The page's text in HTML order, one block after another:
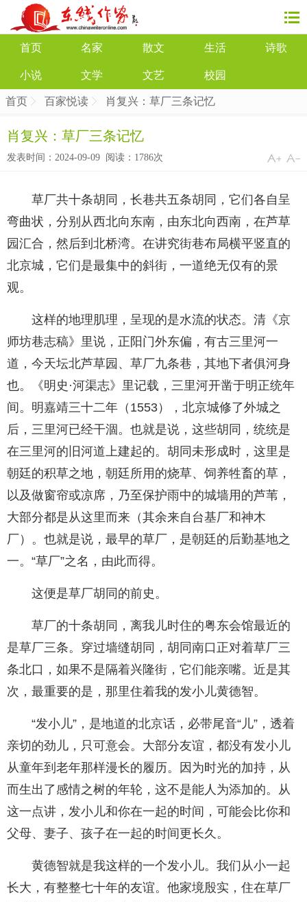
首页 名家 散文 生活 诗歌
小说 文学 文艺 校园
首页 百家悦读 肖复兴：草厂三条记忆
肖复兴：草厂三条记忆
发表时间：2024-09-09 阅读： 1786次
草厂共十条胡同，长巷共五条胡同，它们各自呈
弯曲状，分别从西北向东南，由东北向西南，在芦草
园汇合，然后到北桥湾。在讲究街巷布局横平竖直的
北京城，它们是最集中的斜街，一道绝无仅有的景
观。
这样的地理肌理，呈现的是水流的状态。清《京
师坊巷志稿》里说，正阳门外东偏，有古三里河一
道，今天坛北芦草园、草厂九条巷，其地下者俱河身
也。《明史·河渠志》里记载，三里河开凿于明正统年
间。明嘉靖三十二年（1553），北京城修了外城之
后，三里河已经干涸。也就是说，这些胡同，统统是
在三里河的旧河道上建起的。胡同未形成时，这里是
朝廷的积草之地，朝廷所用的烧草、饲养牲畜的草，
以及做窗帘或凉席，乃至保护雨中的城墙用的芦苇，
大部分都是从这里而来（其余来自台基厂和神木
厂）。也就是说，最早的草厂，是朝廷的后勤基地之
一。“草厂”之名，由此而得。
这便是草厂胡同的前史。
草厂的十条胡同，离我儿时住的粤东会馆最近的
是草厂三条。穿过墙缝胡同，胡同南口正对着草厂三
条北口，如果不是隔着兴隆街，它们能亲嘴。近是其
次，最重要的是，那里住着我的发小儿黄德智。
“发小儿”，是地道的北京话，必带尾音“儿”，透着
亲切的劲儿，只可意会。大部分友谊，都没有发小儿
从童年到老年那样漫长的履历。因为时光的加持，从
而生出了感情之树的年轮，这不是能人为添加的。从
这一点讲，发小儿和你在一起的时间，可能会比你和
父母、妻子、孩子在一起的时间更长久。
黄德智就是我这样的一个发小儿。我们从小一起
长大，有整整七十年的友谊。他家境殷实，住在草厂